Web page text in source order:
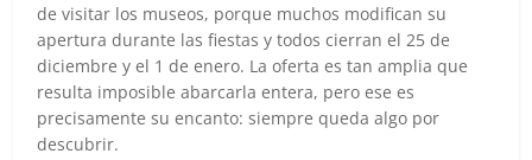
de visitar los museos, porque muchos modifican su
apertura durante las fiestas y todos cierran el 25 de
diciembre y el 1 de enero. La oferta es tan amplia que
resulta imposible abarcarla entera, pero ese es
precisamente su encanto: siempre queda algo por
descubrir.